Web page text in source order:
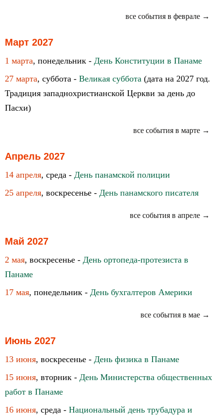
все события в феврале →
Март 2027
1 марта, понедельник - День Конституции в Панаме
27 марта, суббота - Великая суббота (дата на 2027 год.
Традиция западнохристианской Церкви за день до
Пасхи)
все события в марте →
Апрель 2027
14 апреля, среда - День панамской полиции
25 апреля, воскресенье - День панамского писателя
все события в апреле →
Май 2027
2 мая, воскресенье - День ортопеда-протезиста в
Панаме
17 мая, понедельник - День бухгалтеров Америки
все события в мае →
Июнь 2027
13 июня, воскресенье - День физика в Панаме
15 июня, вторник - День Министерства общественных
работ в Панаме
16 июня, среда - Национальный день трубадура и